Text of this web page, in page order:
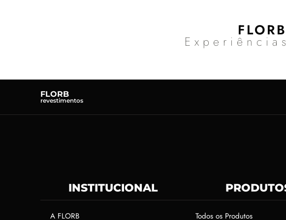
FLORB
revestimentos
INSTITUCIONAL
A FLORB Todos os Produtos